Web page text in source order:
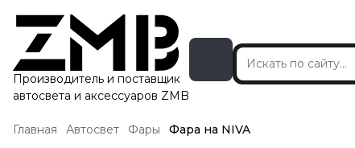
Производитель и поставщик
автосвета и аксессуаров ZMB
Главная Автосвет Фары Фара на NIVA